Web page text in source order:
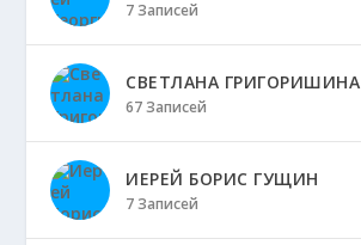
7 Записей
СВЕТЛАНА ГРИГОРИШИНА
67 Записей
ИЕРЕЙ БОРИС ГУЩИН
7 Записей